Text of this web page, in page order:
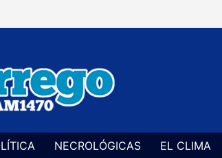
la Semana Mundial de la Lactancia Materna
NECROLÓGICAS EL CLIMA